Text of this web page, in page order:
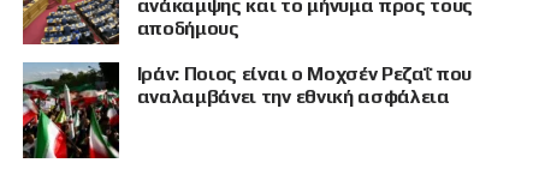
ανάκαμψης και το μήνυμα προς τους
αποδήμους
Ιράν: Ποιος είναι ο Μοχσέν Ρεζαΐ που
αναλαμβάνει την εθνική ασφάλεια